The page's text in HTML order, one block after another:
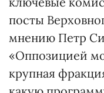
посты
мнению Петр
«Оппозицией
крупная